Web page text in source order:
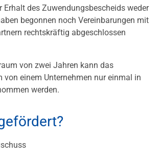
Erhalt des Zuwendungsbescheids weder
begonnen noch Vereinbarungen mit
rechtskräftig abgeschlossen
von zwei Jahren kann das
von einem Unternehmen nur einmal in
werden.